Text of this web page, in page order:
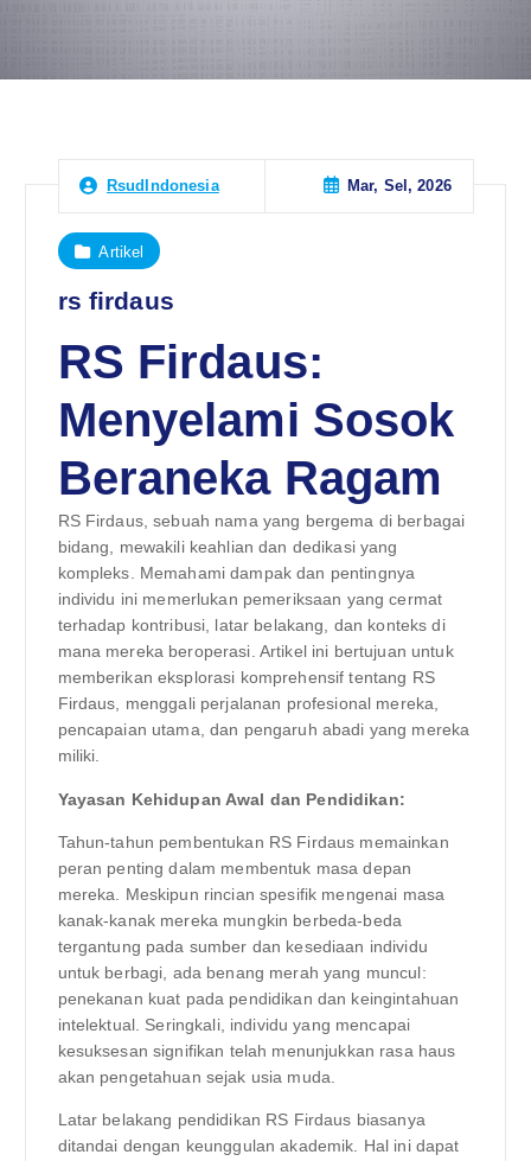
RsudIndonesia Mar, Sel, 2026
Artikel
rs firdaus
RS Firdaus:
Menyelami Sosok
Beraneka Ragam
RS Firdaus, sebuah nama yang bergema di berbagai
bidang, mewakili keahlian dan dedikasi yang
kompleks. Memahami dampak dan pentingnya
individu ini memerlukan pemeriksaan yang cermat
terhadap kontribusi, latar belakang, dan konteks di
mana mereka beroperasi. Artikel ini bertujuan untuk
memberikan eksplorasi komprehensif tentang RS
Firdaus, menggali perjalanan profesional mereka,
pencapaian utama, dan pengaruh abadi yang mereka
miliki.
Yayasan Kehidupan Awal dan Pendidikan:
Tahun-tahun pembentukan RS Firdaus memainkan
peran penting dalam membentuk masa depan
mereka. Meskipun rincian spesifik mengenai masa
kanak-kanak mereka mungkin berbeda-beda
tergantung pada sumber dan kesediaan individu
untuk berbagi, ada benang merah yang muncul:
penekanan kuat pada pendidikan dan keingintahuan
intelektual. Seringkali, individu yang mencapai
kesuksesan signifikan telah menunjukkan rasa haus
akan pengetahuan sejak usia muda.
Latar belakang pendidikan RS Firdaus biasanya
ditandai dengan keunggulan akademik. Hal ini dapat